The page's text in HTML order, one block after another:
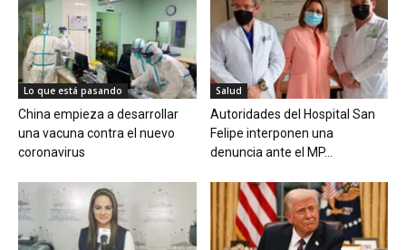
Lo que está pasando
China empieza a desarrollar
una vacuna contra el nuevo
coronavirus
Salud
Autoridades del Hospital San
Felipe interponen una
denuncia ante el MP...